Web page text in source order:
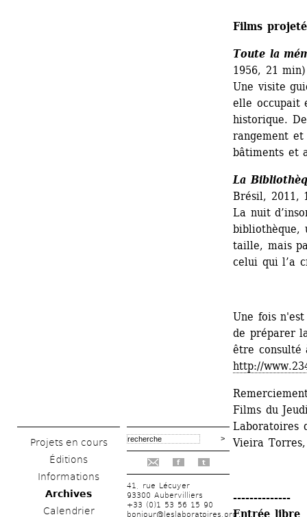
Projets en cours
Éditions
Informations
Archives
Calendrier
f t
41, rue Lécuyer
93300 Aubervilliers
+33 (0)1 53 56 15 90
bonjour@leslaboratoires.org
Films
Toute la
1956, 21 min)
Une visite
elle occupait
historique.
rangement et
bâtiments et
La
Brésil, 2011,
La nuit
bibliothèque,
taille, mais
celui qui l’a
Une fois n'est
de préparer
être
http://
Films du
Laboratoires
Vieira
--------------
Entrée libre